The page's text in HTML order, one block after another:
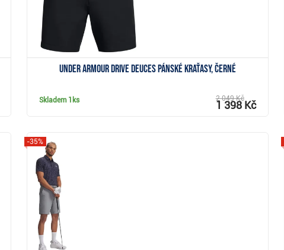
Under Armour Drive Deuces pánské kraťasy, černé
Skladem 1ks 2 049 Kč
1 398 Kč
-35%